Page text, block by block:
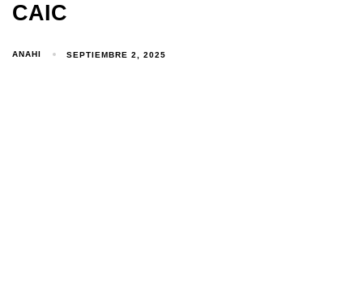
CAIC
ANAHI SEPTIEMBRE 2, 2025